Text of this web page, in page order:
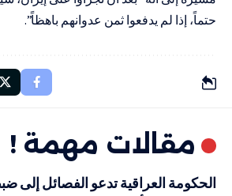
حتماً، إذا لم يدفعوا ثمن عدوانهم باهظاً”.
مقالات مهمة !
الحكومة العراقية تدعو الفصائل إلى